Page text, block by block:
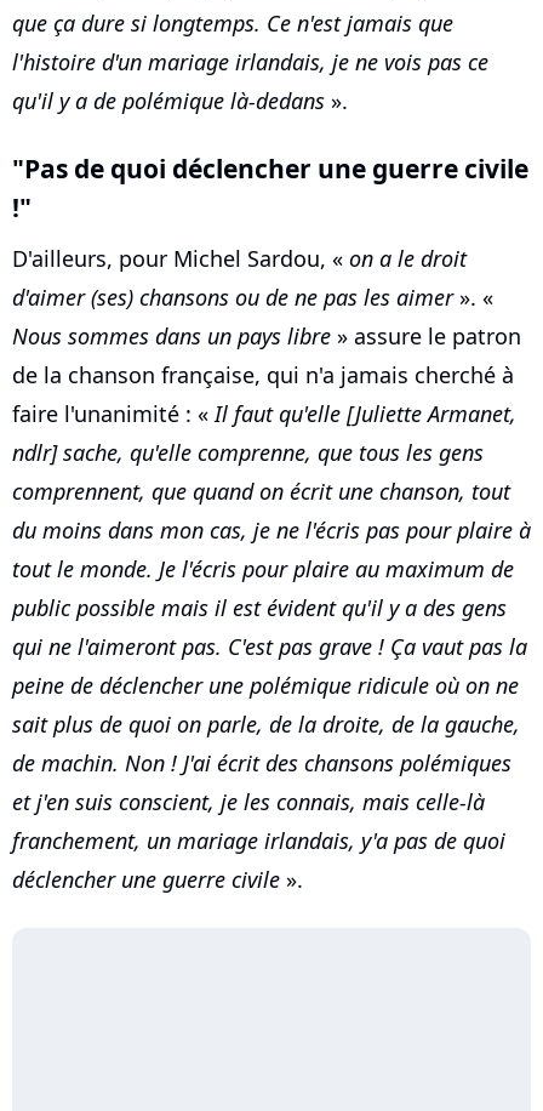
que ça dure si longtemps. Ce n'est jamais que
l'histoire d'un mariage irlandais, je ne vois pas ce
qu'il y a de polémique là-dedans ».
"Pas de quoi déclencher une guerre civile
!"
D'ailleurs, pour Michel Sardou, « on a le droit
d'aimer (ses) chansons ou de ne pas les aimer». «
Nous sommes dans un pays libre » assure le patron
de la chanson française, qui n'a jamais cherché à
faire l'unanimité : «Il faut qu'elle [Juliette Armanet,
ndlr] sache, qu'elle comprenne, que tous les gens
comprennent, que quand on écrit une chanson, tout
du moins dans mon cas, je ne l'écris pas pour plaire à
tout le monde. Je l'écris pour plaire au maximum de
public possible mais il est évident qu'il y a des gens
qui ne l'aimeront pas. C'est pas grave ! Ça vaut pas la
peine de déclencher une polémique ridicule où on ne
sait plus de quoi on parle, de la droite, de la gauche,
de machin. Non ! J'ai écrit des chansons polémiques
et j'en suis conscient, je les connais, mais celle-là
franchement, un mariage irlandais, y'a pas de quoi
déclencher une guerre civile ».